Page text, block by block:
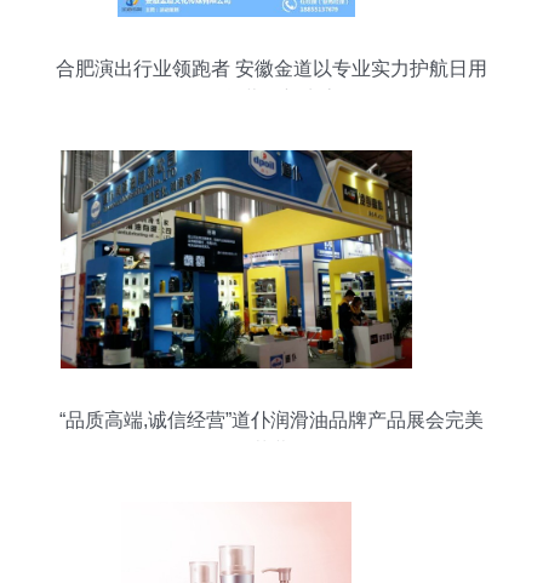
合肥演出行业领跑者 安徽金道以专业实力护航日用
“品质高端,诚信经营”道仆润滑油品牌产品展会完美